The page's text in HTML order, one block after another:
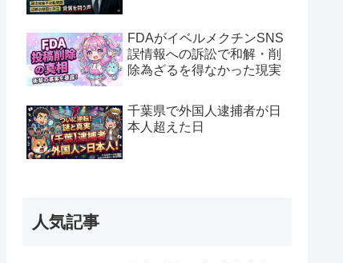
FDAがイベルメクチンSNS
誤情報への訴訟で和解・削
除為ざるを得なかった現実
千葉県で外国人逮捕者が日
本人超えた日
人気記事